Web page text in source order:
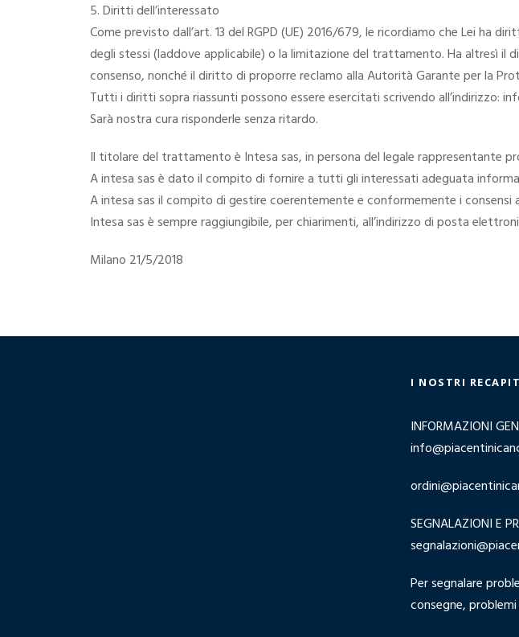
5. Diritti dell’interessato
Come previsto dall’art. 13 del RGPD (UE) 2016/679, le ricordiamo che Lei ha
degli stessi (laddove applicabile) o la limitazione del trattamento. Ha altresì
consenso, nonché il diritto di proporre reclamo alla Autorità Garante per la
Tutti i diritti sopra riassunti possono essere esercitati scrivendo all’indirizzo:
Sarà nostra cura risponderle senza ritardo.
Il titolare del trattamento è Intesa sas, in persona del legale rappresentante
A intesa sas è dato il compito di fornire a tutti gli interessati adeguata
A intesa sas il compito di gestire coerentemente e conformemente i consensi
Intesa sas è sempre raggiungibile, per chiarimenti, all’indirizzo di posta
Milano 21/5/2018
I NOSTRI
INFORMAZIONI
SEGNALAZIONI E
Per segnalare
consegne,